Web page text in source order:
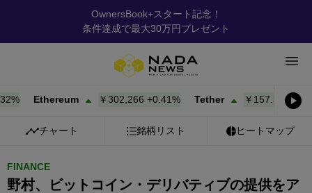
OwnersBook+スタート記念！
条件達成で最大30万円プレゼント
Ethereum ￥302,235+0.40% Tether ￥157.38 + 0.02%
チャート 銘柄リスト ヒートマップ
FINANCE
野村、ビットコイン・デリバティブの提供をア